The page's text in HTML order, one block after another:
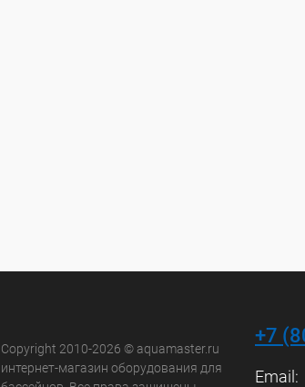
Copyright 2010-2026 © aquamaster.ru
интернет-магазин оборудования для
+7
Email: